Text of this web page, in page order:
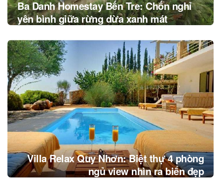
Ba Danh Homestay Bến Tre: Chốn nghỉ
yên bình giữa rừng dừa xanh mát
Villa Relax Quy Nhơn: Biệt thự 4 phòng
ngủ view nhìn ra biển đẹp